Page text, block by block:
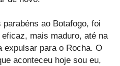
ao Botafogo, foi
mais maduro, até na
expulsar para o Rocha. O
aconteceu hoje sou eu,